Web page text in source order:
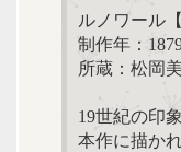
ルノワール
制作年：
所蔵：松岡
19世紀の印
本作に描か